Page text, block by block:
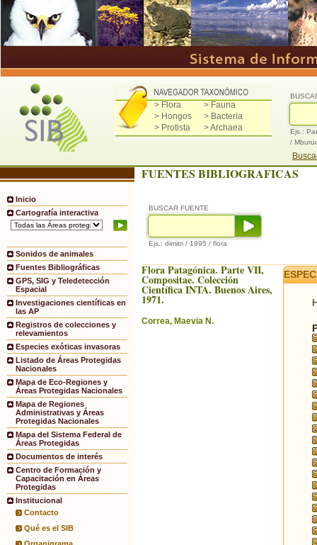
> Flora
> Fauna
> Hongos
> Bacteria
> Protista
> Archaea
Ejs.:
/
Inicio
Cartografía interactiva
Sonidos de animales
Fuentes Bibliográficas
GPS, SIG y Teledetección
Espacial
Investigaciones científicas en
las AP
Registros de colecciones y
relevamientos
Especies exóticas invasoras
Listado de Áreas Protegidas
Nacionales
Mapa de Eco-Regiones y
Áreas Protegidas Nacionales
Mapa de Regiones
Administrativas y Áreas
Protegidas Nacionales
Mapa del Sistema Federal de
Áreas Protegidas
Documentos de interés
Centro de Formación y
Capacitación en Áreas
Protegidas
Institucional
Contacto
Qué es el SIB
FUENTES BIBLIOGRAFICAS
BUSCAR FUENTE
Ejs.: dimitri / 1995 / flora
Flora Patagónica. Parte VII,
Compositae. Colección
Científica INTA. Buenos Aires,
1971.
Correa, Maevia N.